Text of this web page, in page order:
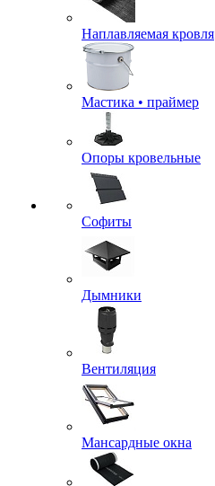
Наплавляемая кровля
Мастика • праймер
Опоры кровельные
Софиты
Дымники
Вентиляция
Мансардные окна